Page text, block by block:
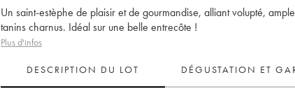
Un saint-estèphe de plaisir et de gourmandise, alliant volupté,
tanins charnus. Idéal sur une belle entrecôte !
Plus d'infos
DESCRIPTION DU LOT DÉGUSTATION ET